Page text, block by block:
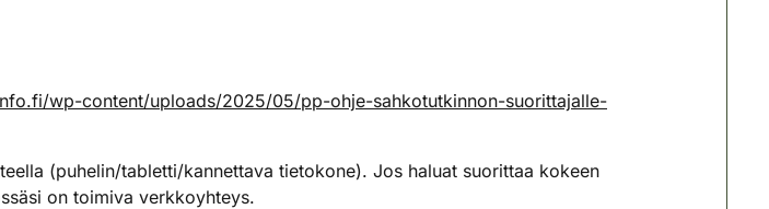
wp-content/uploads/2025/05/pp-ohje-sahkotutkinnon-suorittajalle-
(puhelin/tabletti/kannettava tietokone). Jos haluat suorittaa kokeen
on toimiva verkkoyhteys.